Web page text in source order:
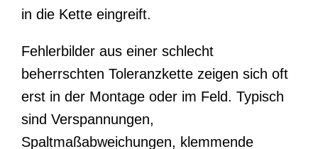
in die Kette eingreift.
Fehlerbilder aus einer schlecht
beherrschten Toleranzkette zeigen sich oft
erst in der Montage oder im Feld. Typisch
sind Verspannungen,
Spaltmaßabweichungen, klemmende